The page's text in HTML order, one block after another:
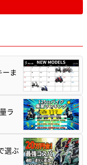
ま
ラ
選ぶ